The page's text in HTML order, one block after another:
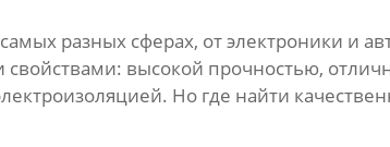
разных сферах, от электроники и
высокой прочностью,
Но где найти